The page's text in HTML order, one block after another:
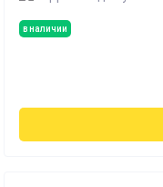
в наличии